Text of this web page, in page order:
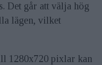
Det går att välja hög
lägen, vilket
1280x720 pixlar kan